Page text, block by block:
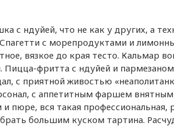
с ндуйей, что не как у других, а
с морепродуктами и
вязкое до края тесто. Кальмар
Пицца-фритта с ндуйей и
с приятной живостью
с аппетитным фаршем
пюре, вся такая профессиональная,
большим куском тартина.